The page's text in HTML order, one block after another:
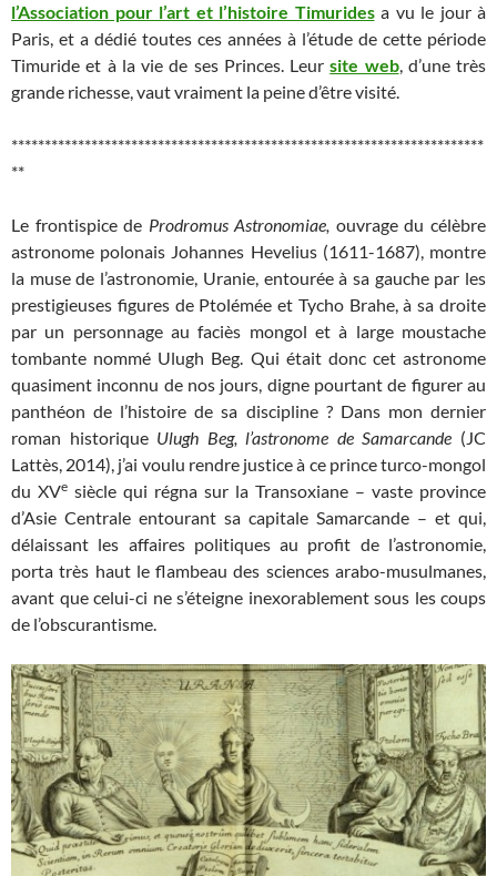
l’Association pour l’art et l’histoire Timuridesa vu le jour à
Paris, et a dédié toutes ces années à l’étude de cette période
Timuride et à la vie de ses Princes. Leursite web, d’une très
grande richesse, vaut vraiment la peine d’être visité.
***********************************************************************
**
Le frontispice de Prodromus Astronomiae, ouvrage du célèbre
astronome polonais Johannes Hevelius (1611-1687), montre
la muse de l’astronomie, Uranie, entourée à sa gauche par les
prestigieuses figures de Ptolémée et Tycho Brahe, à sa droite
par un personnage au faciès mongol et à large moustache
tombante nommé Ulugh Beg. Qui était donc cet astronome
quasiment inconnu de nos jours, digne pourtant de figurer au
panthéon de l’histoire de sa discipline ? Dans mon dernier
roman historique Ulugh Beg, l’astronome de Samarcande (JC
Lattès, 2014), j’ai voulu rendre justice à ce prince turco-mongol
du XVe siècle qui régna sur la Transoxiane – vaste province
d’Asie Centrale entourant sa capitale Samarcande – et qui,
délaissant les affaires politiques au profit de l’astronomie,
porta très haut le flambeau des sciences arabo-musulmanes,
avant que celui-ci ne s’éteigne inexorablement sous les coups
de l’obscurantisme.